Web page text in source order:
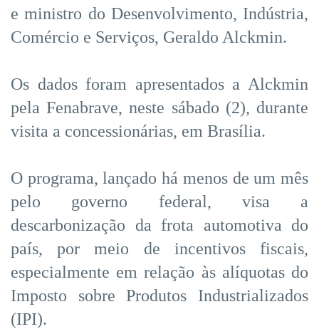
e ministro do Desenvolvimento, Indústria,
Comércio e Serviços, Geraldo Alckmin.
Os dados foram apresentados a Alckmin
pela Fenabrave, neste sábado (2), durante
visita a concessionárias, em Brasília.
O programa, lançado há menos de um mês
pelo governo federal, visa a
descarbonização da frota automotiva do
país, por meio de incentivos fiscais,
especialmente em relação às alíquotas do
Imposto sobre Produtos Industrializados
(IPI).